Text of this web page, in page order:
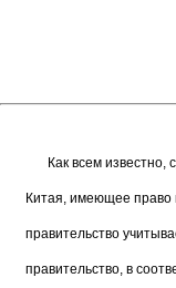
Как всем
Китая, имеющее право
правительство
правительство, в